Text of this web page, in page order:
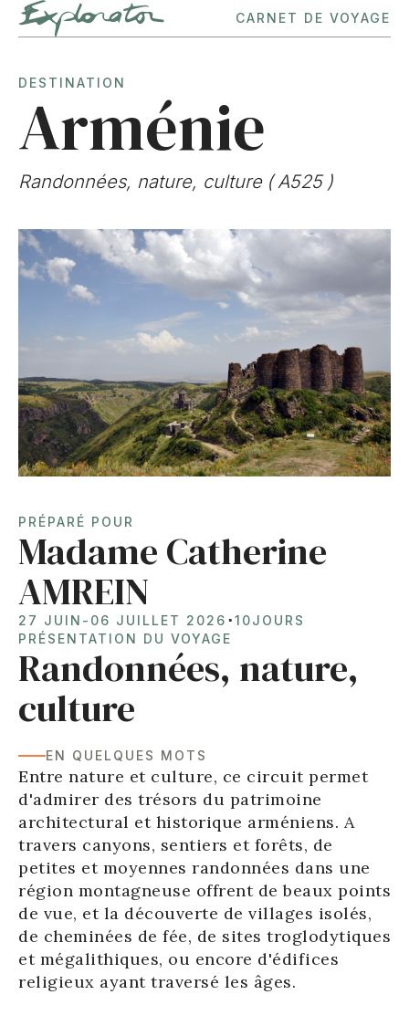
CARNET DE VOYAGE
DESTINATION
Arménie
Randonnées, nature, culture ( A525 )
PRÉPARÉ POUR
Madame Catherine
AMREIN
27 JUIN - 06 JUILLET 2026 ⋅10JOURS
PRÉSENTATION DU VOYAGE
Randonnées, nature,
culture
EN QUELQUES MOTS
Entre nature et culture, ce circuit permet
d'admirer des trésors du patrimoine
architectural et historique arméniens. A
travers canyons, sentiers et forêts, de
petites et moyennes randonnées dans une
région montagneuse offrent de beaux points
de vue, et la découverte de villages isolés,
de cheminées de fée, de sites troglodytiques
et mégalithiques, ou encore d'édifices
religieux ayant traversé les âges.